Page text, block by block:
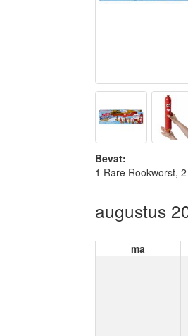
Bevat:
1 Rare Rookworst,
augustus
ma